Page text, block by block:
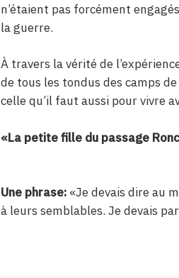
n’étaient pas forcément
la guerre.
À travers la vérité de
de tous les tondus des camps
celle qu’il faut aussi pour vivre
«La petite fille du passage
Une phrase: «Je devais dire au
à leurs semblables. Je devais